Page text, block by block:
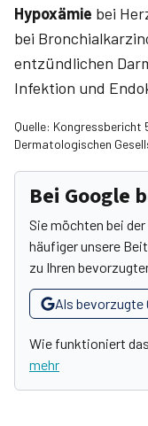
Hypoxämie bei
bei
entzündlichen
Infektion und
Quelle: Kongressbericht
Dermatologischen
Bei Google
Sie möchten bei
häufiger unsere
zu Ihren
Als bevorzugte
Wie funktioniert
mehr